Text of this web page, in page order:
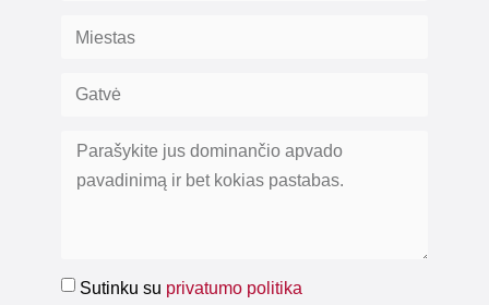
Sutinku su privatumo politika